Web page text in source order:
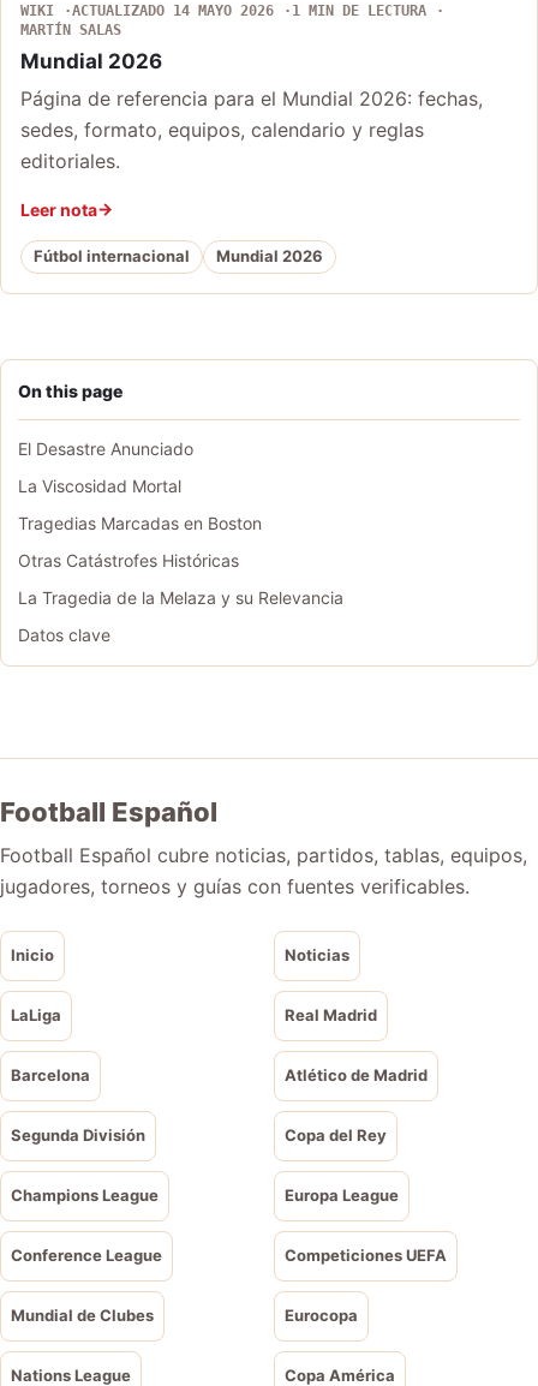
On this page
El Desastre Anunciado
La Viscosidad Mortal
Tragedias Marcadas en Boston
Otras Catástrofes Históricas
La Tragedia de la Melaza y su Relevancia
Datos clave
WIKI ACTUALIZADO 14 MAYO 2026
1 MIN DE LECTURA
MARTÍN SALAS
Mundial 2026
Página de referencia para el Mundial 2026: fechas,
sedes, formato, equipos, calendario y reglas
editoriales.
Leer nota
Fútbol internacional Mundial 2026
Football Español
Football Español cubre noticias, partidos, tablas, equipos,
jugadores, torneos y guías con fuentes verificables.
Inicio Noticias
LaLiga Real Madrid
Barcelona Atlético de Madrid
Segunda División Copa del Rey
Champions League Europa League
Conference League Competiciones UEFA
Mundial de Clubes Eurocopa
Nations League Copa América